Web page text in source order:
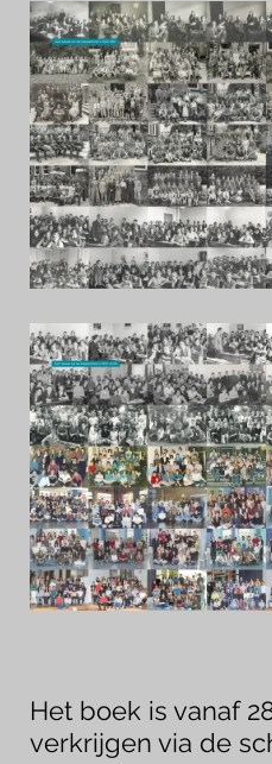
Het boek is vanaf
verkrijgen via de